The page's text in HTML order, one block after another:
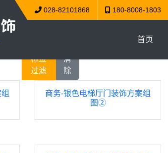
028-82101868 180-8008-1803
首页
标签
过滤
清
除
商务-银色电梯厅门装饰方案组
图②